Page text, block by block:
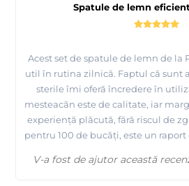
Spatule de lemn
Acest set de spatule de lemn de la
util în rutina zilnică. Faptul că sunt
sterile îmi oferă încredere în
mesteacăn este de calitate, iar
experiență plăcută, fără riscul de
pentru 100 de bucăți, este un
V-a fost de ajutor această